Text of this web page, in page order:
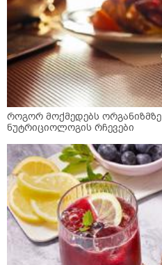
როგორ მოქმედებს
ნუტრიციოლოგის რჩევები